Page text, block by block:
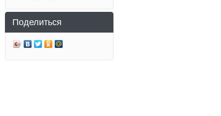
Поделиться